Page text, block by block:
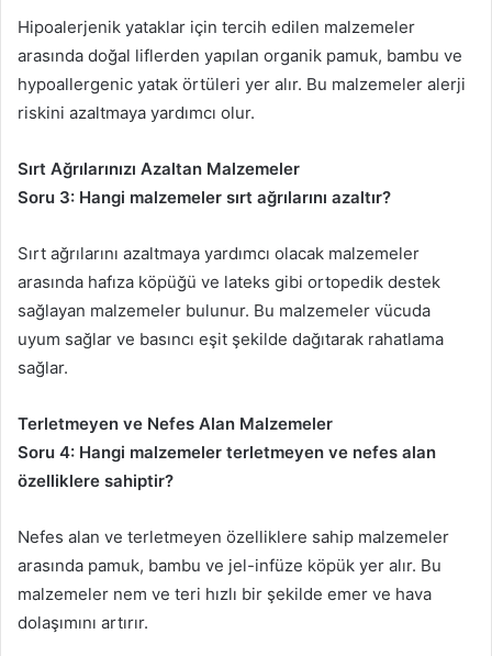
Hipoalerjenik yataklar için tercih edilen malzemeler
arasında doğal liflerden yapılan organik pamuk, bambu ve
hypoallergenic yatak örtüleri yer alır. Bu malzemeler alerji
riskini azaltmaya yardımcı olur.
Sırt Ağrılarınızı Azaltan Malzemeler
Soru 3: Hangi malzemeler sırt ağrılarını azaltır?
Sırt ağrılarını azaltmaya yardımcı olacak malzemeler
arasında hafıza köpüğü ve lateks gibi ortopedik destek
sağlayan malzemeler bulunur. Bu malzemeler vücuda
uyum sağlar ve basıncı eşit şekilde dağıtarak rahatlama
sağlar.
Terletmeyen ve Nefes Alan Malzemeler
Soru 4: Hangi malzemeler terletmeyen ve nefes alan
özelliklere sahiptir?
Nefes alan ve terletmeyen özelliklere sahip malzemeler
arasında pamuk, bambu ve jel-infüze köpük yer alır. Bu
malzemeler nem ve teri hızlı bir şekilde emer ve hava
dolaşımını artırır.